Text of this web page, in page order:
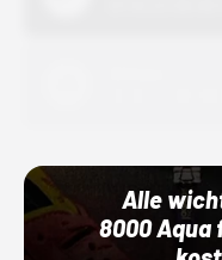
Alle
8000 Aqua